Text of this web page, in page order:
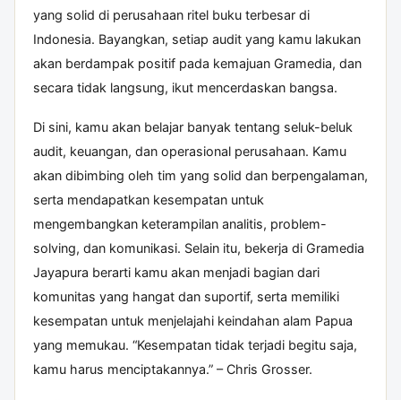
yang solid di perusahaan ritel buku terbesar di
Indonesia. Bayangkan, setiap audit yang kamu lakukan
akan berdampak positif pada kemajuan Gramedia, dan
secara tidak langsung, ikut mencerdaskan bangsa.
Di sini, kamu akan belajar banyak tentang seluk-beluk
audit, keuangan, dan operasional perusahaan. Kamu
akan dibimbing oleh tim yang solid dan berpengalaman,
serta mendapatkan kesempatan untuk
mengembangkan keterampilan analitis, problem-
solving, dan komunikasi. Selain itu, bekerja di Gramedia
Jayapura berarti kamu akan menjadi bagian dari
komunitas yang hangat dan suportif, serta memiliki
kesempatan untuk menjelajahi keindahan alam Papua
yang memukau. “Kesempatan tidak terjadi begitu saja,
kamu harus menciptakannya.” – Chris Grosser.